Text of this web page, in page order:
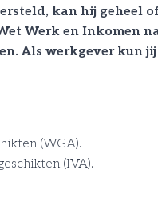
kan hij geheel
Werk en Inkomen
Als werkgever kun
(WGA).
(IVA).